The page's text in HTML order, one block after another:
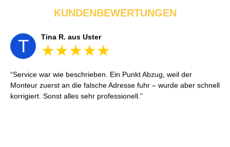
KUNDENBEWERTUNGEN
T Tina R. aus Uster
Service war wie beschrieben. Ein Punkt Abzug, weil der
Monteur zuerst an die falsche Adresse fuhr – wurde aber schnell
korrigiert. Sonst alles sehr professionell.